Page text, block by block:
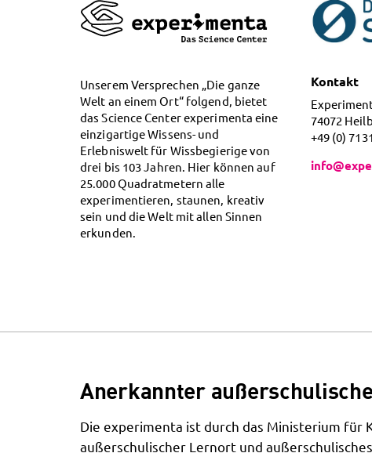
Unserem Versprechen „Die ganze
Welt an einem Ort“ folgend, bietet
das Science Center experimenta eine
einzigartige Wissens- und
Erlebniswelt für Wissbegierige von
drei bis 103 Jahren. Hier können auf
25.000 Quadratmetern alle
experimentieren, staunen, kreativ
sein und die Welt mit allen Sinnen
erkunden.
Kontakt
74072
+49 (0)
Anerkannter
Die experimenta ist durch das Ministerium für
außerschulischer Lernort und